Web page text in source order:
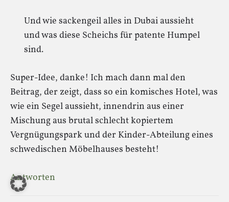
Und wie sackengeil alles in Dubai aussieht
und was diese Scheichs für patente Humpel
sind.
Super-Idee, danke! Ich mach dann mal den
Beitrag, der zeigt, dass so ein komisches Hotel, was
wie ein Segel aussieht, innendrin aus einer
Mischung aus brutal schlecht kopiertem
Vergnügungspark und der Kinder-Abteilung eines
schwedischen Möbelhauses besteht!
Antworten